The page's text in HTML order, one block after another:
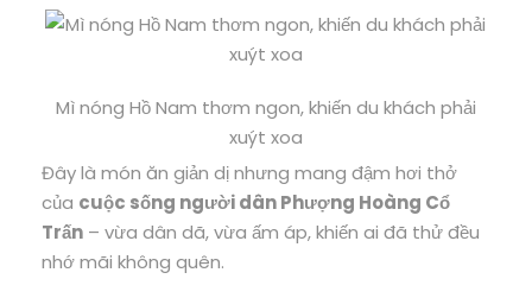
Mì nóng Hồ Nam thơm ngon, khiến du khách phải
xuýt xoa
Đây là món ăn giản dị nhưng mang đậm hơi thở
của cuộc sống người dân Phượng Hoàng Cổ
Trấn – vừa dân dã, vừa ấm áp, khiến ai đã thử đều
nhớ mãi không quên.